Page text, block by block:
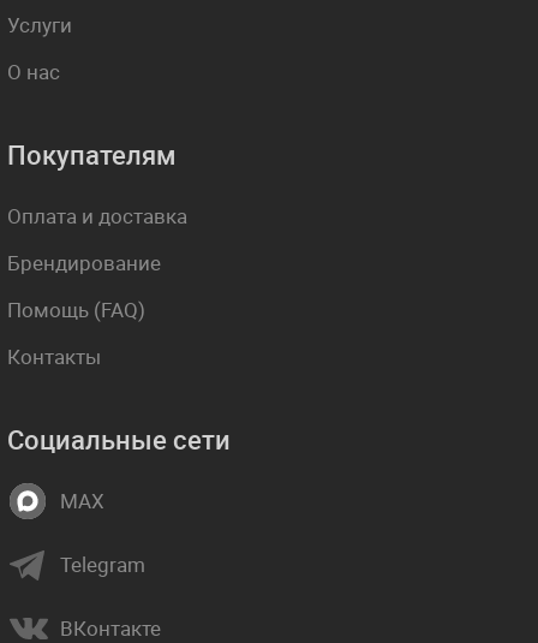
Услуги
О нас
Покупателям
Оплата и доставка
Брендирование
Помощь (FAQ)
Контакты
Социальные сети
MAX
Telegram
ВКонтакте